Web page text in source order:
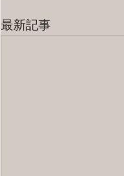
最新記事